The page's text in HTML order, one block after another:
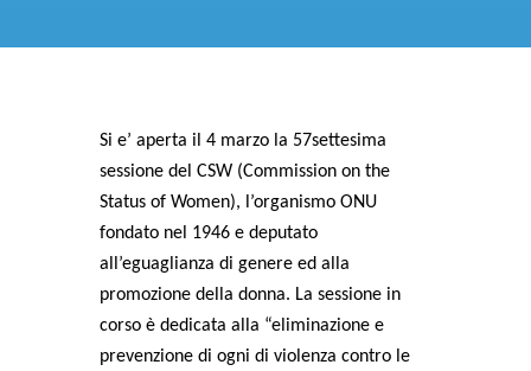
Si e’ aperta il 4 marzo la 57settesima
sessione del CSW (Commission on the
Status of Women), l’organismo ONU
fondato nel 1946 e deputato
all’eguaglianza di genere ed alla
promozione della donna. La sessione in
corso è dedicata alla “eliminazione e
prevenzione di ogni di violenza contro le